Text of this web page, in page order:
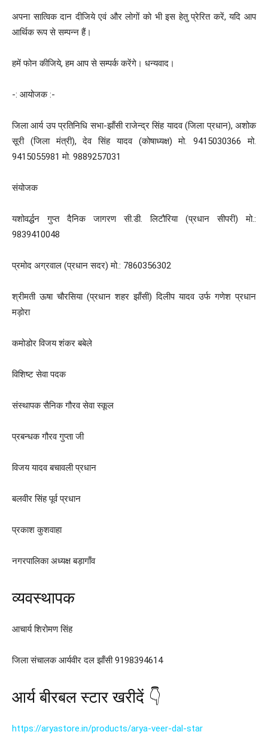
अपना सात्विक दान दीजिये एवं और लोगों को भी इस हेतु प्रेरित करें, यदि आप
आर्थिक रूप से सम्पन्न हैं।
हमें फोन कीजिये, हम आप से सम्पर्क करेंगे। धन्यवाद।
-: आयोजक :-
जिला आर्य उप प्रतिनिधि सभा-झाँसी राजेन्द्र सिंह यादव (जिला प्रधान), अशोक
सूरी (जिला मंत्री), देव सिंह यादव (कोषाध्यक्ष) मो. 9415030366 मो.
9415055981 मो. 9889257031
संयोजक
यशोवर्द्धन गुप्त दैनिक जागरण सी.डी. लिटौरिया (प्रधान सीपरी) मो.:
9839410048
प्रमोद अग्रवाल (प्रधान सदर) मो.: 7860356302
श्रीमती ऊषा चौरसिया (प्रधान शहर झाँसी) दिलीप यादव उर्फ गणेश प्रधान
मड़ोरा
कमोडोर विजय शंकर बबेले
विशिष्ट सेवा पदक
संस्थापक सैनिक गौरव सेवा स्कूल
प्रबन्धक गौरव गुप्ता जी
विजय यादव बचावली प्रधान
बलवीर सिंह पूर्व प्रधान
प्रकाश कुशवाहा
नगरपालिका अध्यक्ष बड़ागाँव
व्यवस्थापक
आचार्य शिरोमण सिंह
जिला संचालक आर्यवीर दल झाँसी 9198394614
आर्य बीरबल स्टार खरीदें 👇
https://aryastore.in/products/arya-veer-dal-star